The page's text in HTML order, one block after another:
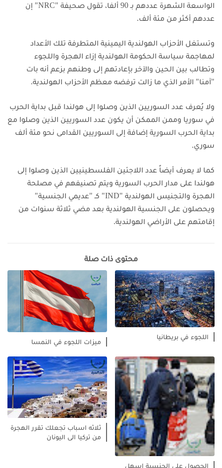
الواسعة الشهرة عددهم بـ 90 ألفا، تقول صحيفة "NRC" إن
عددهم أكثر من مئة ألف.
وتستغل الأحزاب الهولندية اليمينية المتطرفة تلك الأعداد
لمهاجمة سياسة الحكومة الهولندية إزاء الهجرة واللجوء
وتطالب بين الحين والآخر بإعادتهم إلى وطنهم بزعم أنه بات
"آمنا" الأمر الذي ما زالت ترفضه معظم الأحزاب الهولندية.
ولا يُعرف عدد السوريين الذين وصلوا إلى هولندا قبل بداية الحرب
في سوريا وممن الممكن أن يكون عدد السوريين الذين وصلوا مع
بداية الحرب السورية إضافة إلى السوريين القدامى نحو مئة ألف
سوري.
كما لا يعرف أيضاً عدد اللاجئين الفلسطينيين الذين وصلوا إلى
هولندا على مدار الحرب السورية ويتم تصنيفهم في مصلحة
الهجرة والتجنيس الهولندية "IND" كـ "عديمي الجنسية"
ويحصلون على الجنسية الهولندية بعد مضي ثلاثة سنوات من
إقامتهم على الأراضي الهولندية.
محتوى ذات صلة
اللجوء في بريطانيا
ميزات اللجوء في النمسا
الحصول على الجنسية اسهل
ثلاثه اسباب تجعلك تقرر الهجرة
من تركيا الى اليونان